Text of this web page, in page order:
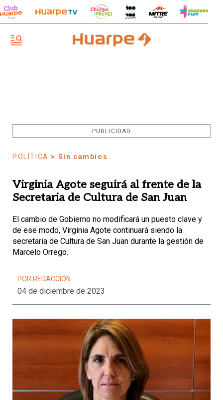
PUBLICIDAD
POLÍTICA > Sin cambios
Virginia Agote seguirá al frente de la
Secretaria de Cultura de San Juan
El cambio de Gobierno no modificará un puesto clave y
de ese modo, Virginia Agote continuará siendo la
secretaria de Cultura de San Juan durante la gestión de
Marcelo Orrego.
POR REDACCIÓN
04 de diciembre de 2023